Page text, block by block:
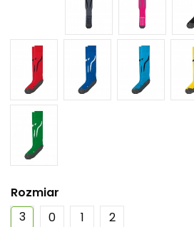
Rozmiar
3
0 1 2